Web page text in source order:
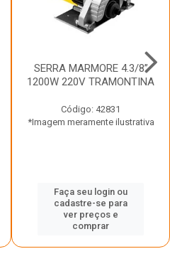
SERRA MARMORE 4.3/8”
1200W 220V TRAMONTINA
Código: 42831
*Imagem meramente ilustrativa
Faça seu login ou
cadastre-se para
ver preços e
comprar